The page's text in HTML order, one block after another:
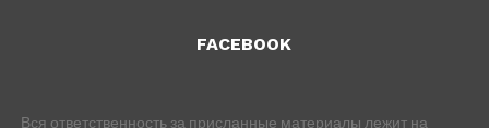
FACEBOOK
Вся ответственность за присланные материалы лежит на